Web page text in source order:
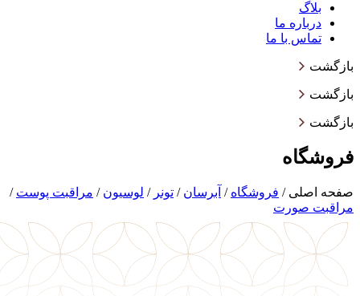
بلاگ
درباره ما
تماس با ما
بازگشت
بازگشت
بازگشت
فروشگاه
صفحه اصلی / فروشگاه / آبرسان / تونر / لوسیون / مراقبت پوست /
مراقبت صورت